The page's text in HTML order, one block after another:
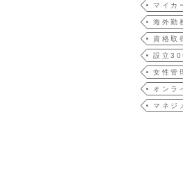
マイカ
海外勤
資格取
設立30
女性管
オンラ
マネジ